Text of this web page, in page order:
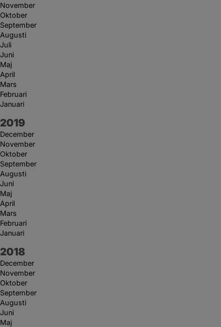
November
Oktober
September
Augusti
Juli
Juni
Maj
April
Mars
Februari
Januari
År:
2019
December
November
Oktober
September
Augusti
Juni
Maj
April
Mars
Februari
Januari
År:
2018
December
November
Oktober
September
Augusti
Juni
Maj